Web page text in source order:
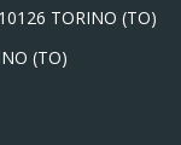
TORINO (TO)
(TO)